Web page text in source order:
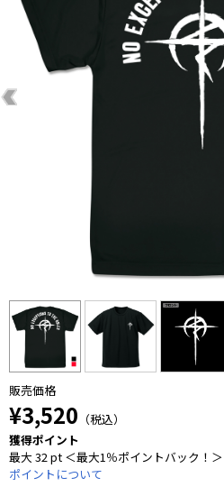
販売価格
¥3,520 （税込）
獲得ポイント
最大 32 pt ＜最大1％ポイントバック！＞
ポイントについて